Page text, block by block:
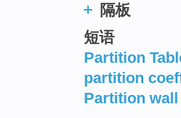
隔板
短语
Partition
partition
Partition wall